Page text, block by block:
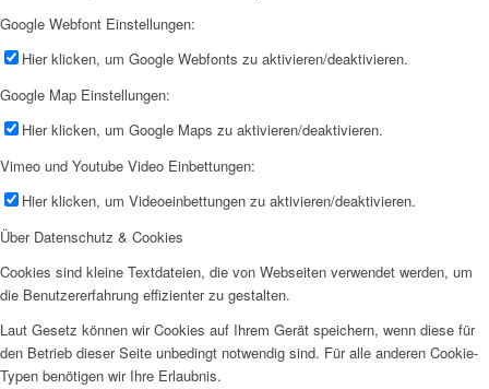
Google Webfont Einstellungen:
Hier klicken, um Google Webfonts zu aktivieren/deaktivieren.
Google Map Einstellungen:
Hier klicken, um Google Maps zu aktivieren/deaktivieren.
Vimeo und Youtube Video Einbettungen:
Hier klicken, um Videoeinbettungen zu aktivieren/deaktivieren.
Über Datenschutz & Cookies
Cookies sind kleine Textdateien, die von Webseiten verwendet werden, um
die Benutzererfahrung effizienter zu gestalten.
Laut Gesetz können wir Cookies auf Ihrem Gerät speichern, wenn diese für
den Betrieb dieser Seite unbedingt notwendig sind. Für alle anderen Cookie-
Typen benötigen wir Ihre Erlaubnis.